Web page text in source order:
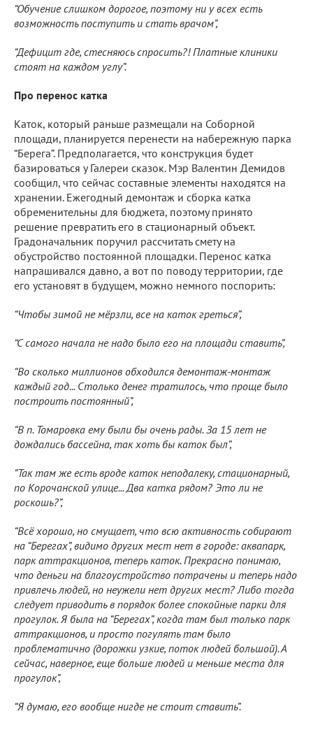
“Обучение слишком дорогое, поэтому ни у всех есть
возможность поступить и стать врачом”,
“Дефицит где, стесняюсь спросить?! Платные клиники
стоят на каждом углу”.
Про перенос катка
Каток, который раньше размещали на Соборной
площади, планируется перенести на набережную парка
“Берега”. Предполагается, что конструкция будет
базироваться у Галереи сказок. Мэр Валентин Демидов
сообщил, что сейчас составные элементы находятся на
хранении. Ежегодный демонтаж и сборка катка
обременительны для бюджета, поэтому принято
решение превратить его в стационарный объект.
Градоначальник поручил рассчитать смету на
обустройство постоянной площадки. Перенос катка
напрашивался давно, а вот по поводу территории, где
его установят в будущем, можно немного поспорить:
“Чтобы зимой не мёрзли, все на каток греться”,
“С самого начала не надо было его на площади ставить”,
“Во сколько миллионов обходился демонтаж-монтаж
каждый год... Столько денег тратилось, что проще было
построить постоянный”,
“В п. Томаровка ему были бы очень рады. За 15 лет не
дождались бассейна, так хоть бы каток был”,
“Так там же есть вроде каток неподалеку, стационарный,
по Корочанской улице... Два катка рядом? Это ли не
роскошь?”,
“Всё хорошо, но смущает, что всю активность собирают
на “Берегах”, видимо других мест нет в городе: аквапарк,
парк аттракционов, теперь каток. Прекрасно понимаю,
что деньги на благоустройство потрачены и теперь надо
привлечь людей, но неужели нет других мест? Либо тогда
следует приводить в порядок более спокойные парки для
прогулок. Я была на “Берегах”, когда там был только парк
аттракционов, и просто погулять там было
проблематично (дорожки узкие, поток людей большой). А
сейчас, наверное, еще больше людей и меньше места для
прогулок”,
“Я думаю, его вообще нигде не стоит ставить”.